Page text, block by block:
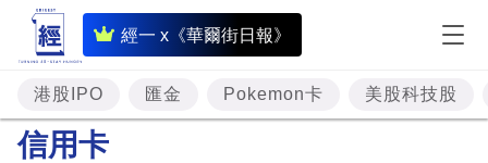
經一 x《華爾街日報》
即
時
財
經
港股IPO 匯金 Pokemon卡 美股科技股
信用卡